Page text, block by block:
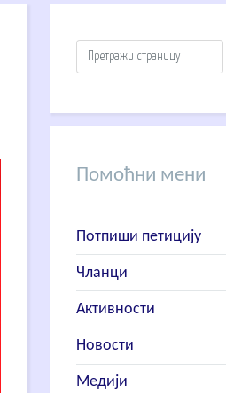
Помоћни мени
Потпиши петицију
Чланци
Активности
Новости
Медији